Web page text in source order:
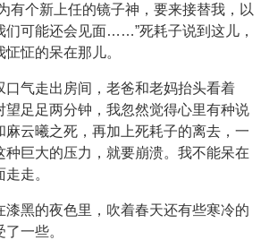
有个新上任的镜子神，要来接替我，以
们可能还会见面……”死耗子说到这儿，
怔的呆在那儿。
口气走出房间，老爸和老妈抬头看着
望足足两分钟，我忽然觉得心里有种说
麻云曦之死，再加上死耗子的离去，一
种巨大的压力，就要崩溃。我不能呆在
走。
漆黑的夜色里，吹着春天还有些寒冷的
一些。